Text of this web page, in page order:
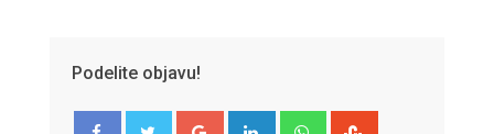
Podelite objavu!
Google+ LinkedIn Whatsapp